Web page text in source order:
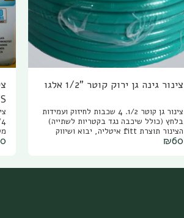
צינור גינה גן ירוק קוטר "1/2 אלגו
צינור גן קוטר 1/2. 4 שכבות לחיזוק ועמידות
בלחץ (כולל שיכבה נגד בקטריות לשתייה)
הצינור תוצרת fitt איטליה, יבוא ושיווק
אלגו. 5 שנים אחריות.
₪60